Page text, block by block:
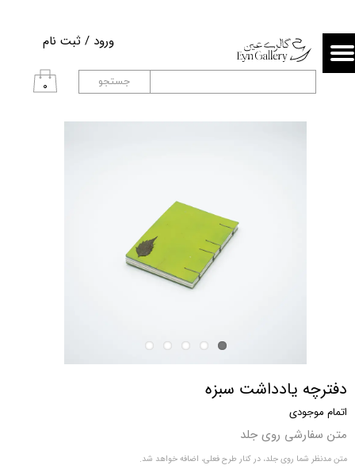
۰
ورود / ثبت نام
حساب کاربری من
تغییر گذر واژه
جستجو
دفترچه یادداشت سبزه
اتمام موجودی
متن سفارشی روی جلد
متن مدنظر شما روی جلد، در کنار طرح فعلی، اضافه خواهد شد.